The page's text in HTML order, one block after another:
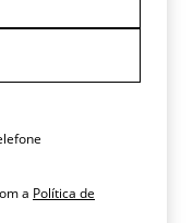
a Política de